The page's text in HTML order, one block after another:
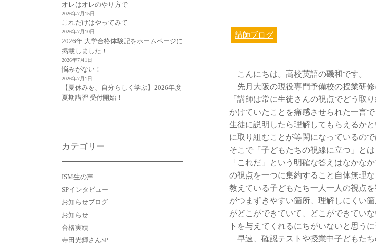
講師ブログ
こんにちは。高校英語の磯和です。
先月大阪の現役専門予備校の授業研
「講師は常に生徒さんの視点でどう取
かけていたことを痛感させられた一言
生徒に説明したら理解してもらえるか
に取り組むことが等閑になっているの
そこで「子どもたちの視線に立つ」と
「これだ」という明確な答えはなかな
の視点を一つに集約すること自体無理
教えている子どもたち一人一人の視点
がつまずきやすい箇所、理解しにくい
がどこができていて、どこができてい
トを与えてくれるにちがいないと思うに
早速、確認テストや授業中子どもた
オレはオレのやり方で
これだけはやってみて
2026年7月15日
2026年 大学合格体験記をホームページに
掲載しました！
2026年7月10日
悩みがない！
2026年7月1日
【夏休みを、自分らしく学ぶ】2026年度
夏期講習 受付開始！
2026年7月1日
カテゴリー
ISM生の声
SPインタビュー
お知らせブログ
お知らせ
合格実績
寺田光輝さんSP